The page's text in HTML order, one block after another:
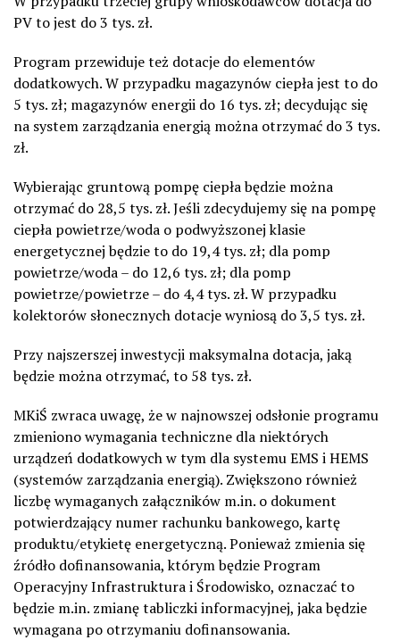
PV to jest do 3 tys. zł.
Program przewiduje też dotacje do elementów
dodatkowych. W przypadku magazynów ciepła jest to do
5 tys. zł; magazynów energii do 16 tys. zł; decydując się
na system zarządzania energią można otrzymać do 3 tys.
zł.
Wybierając gruntową pompę ciepła będzie można
otrzymać do 28,5 tys. zł. Jeśli zdecydujemy się na pompę
ciepła powietrze/woda o podwyższonej klasie
energetycznej będzie to do 19,4 tys. zł; dla pomp
powietrze/woda – do 12,6 tys. zł; dla pomp
powietrze/powietrze – do 4,4 tys. zł. W przypadku
kolektorów słonecznych dotacje wyniosą do 3,5 tys. zł.
Przy najszerszej inwestycji maksymalna dotacja, jaką
będzie można otrzymać, to 58 tys. zł.
MKiŚ zwraca uwagę, że w najnowszej odsłonie programu
zmieniono wymagania techniczne dla niektórych
urządzeń dodatkowych w tym dla systemu EMS i HEMS
(systemów zarządzania energią). Zwiększono również
liczbę wymaganych załączników m.in. o dokument
potwierdzający numer rachunku bankowego, kartę
produktu/etykietę energetyczną. Ponieważ zmienia się
źródło dofinansowania, którym będzie Program
Operacyjny Infrastruktura i Środowisko, oznaczać to
będzie m.in. zmianę tabliczki informacyjnej, jaka będzie
wymagana po otrzymaniu dofinansowania.